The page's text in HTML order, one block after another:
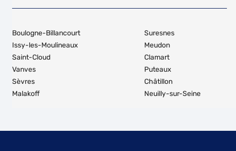
Boulogne-Billancourt
Issy-les-Moulineaux
Saint-Cloud
Vanves
Sèvres
Malakoff
Suresnes
Meudon
Clamart
Puteaux
Châtillon
Neuilly-sur-Seine